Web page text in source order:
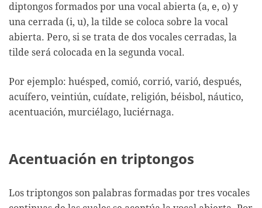
diptongos formados por una vocal abierta (a, e, o) y
una cerrada (i, u), la tilde se coloca sobre la vocal
abierta. Pero, si se trata de dos vocales cerradas, la
tilde será colocada en la segunda vocal.
Por ejemplo: huésped, comió, corrió, varió, después,
acuífero, veintiún, cuídate, religión, béisbol, náutico,
acentuación, murciélago, luciérnaga.
Acentuación en triptongos
Los triptongos son palabras formadas por tres vocales